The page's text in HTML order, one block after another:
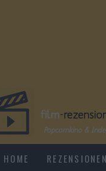
HOME REZENSIONEN